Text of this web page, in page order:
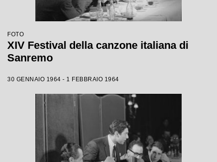
FOTO
XIV Festival della canzone italiana di
Sanremo
30 GENNAIO 1964 - 1 FEBBRAIO 1964